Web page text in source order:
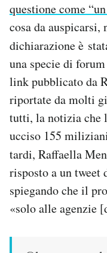
questione come
cosa da auspicarsi,
dichiarazione è
una specie di
link pubblicato da
riportate da molti
tutti, la notizia che
ucciso 155
tardi, Raffaella
risposto a un tweet
spiegando che il
«solo alle agenzie